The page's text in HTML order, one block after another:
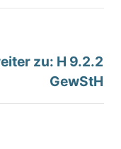
zu: H 9.2.2
GewStH